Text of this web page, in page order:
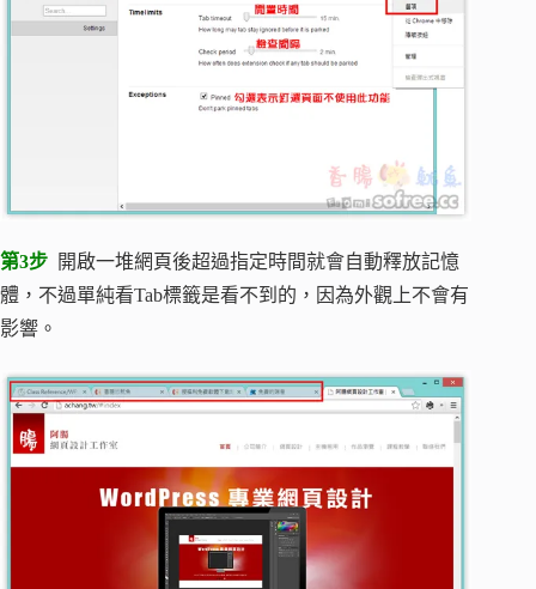
第3步 開啟一堆網頁後超過指定時間就會自動釋放記憶
體，不過單純看Tab標籤是看不到的，因為外觀上不會有
影響。